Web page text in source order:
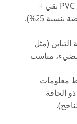
حل فعال من حيث التكلفة: رأس مظلة PVC نقي +
التباين (مثل
مضيء، مناسب
معلومات
ذو الحافة